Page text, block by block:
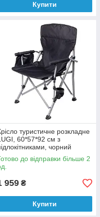
Купити
туристичне розкладне
60*57*92 см з
чорний
до відправки більше 2
959 ₴
Купити